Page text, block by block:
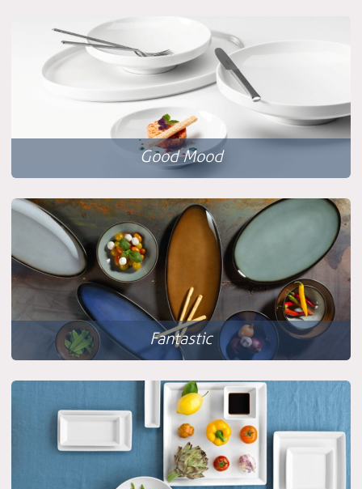
Good Mood
Fantastic